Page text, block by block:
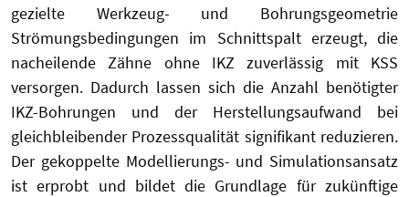
gezielte Werkzeug- und Bohrungsgeometrie
Strömungsbedingungen im Schnittspalt erzeugt, die
nacheilende Zähne ohne IKZ zuverlässig mit KSS
versorgen. Dadurch lassen sich die Anzahl benötigter
IKZ-Bohrungen und der Herstellungsaufwand bei
gleichbleibender Prozessqualität signifikant reduzieren.
Der gekoppelte Modellierungs- und Simulationsansatz
ist erprobt und bildet die Grundlage für zukünftige